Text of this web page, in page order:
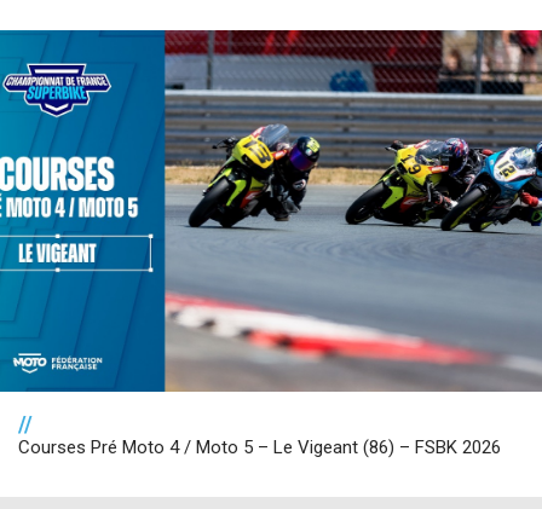
//
Courses Pré Moto 4 / Moto 5 – Le Vigeant (86) – FSBK 2026